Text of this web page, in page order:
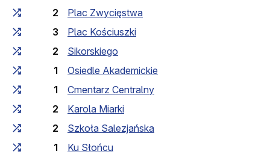
2
Plac Zwycięstwa
3
Plac Kościuszki
2
Sikorskiego
1
Osiedle Akademickie
1
Cmentarz Centralny
2
Karola Miarki
2
Szkoła Salezjańska
1
Ku Słońcu